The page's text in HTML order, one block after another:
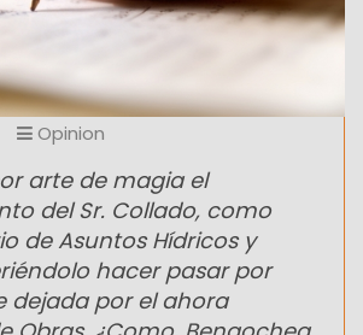
Opinion
arte de magia el
del Sr. Collado, como
de Asuntos Hídricos y
hacer pasar por
dejada por el ahora